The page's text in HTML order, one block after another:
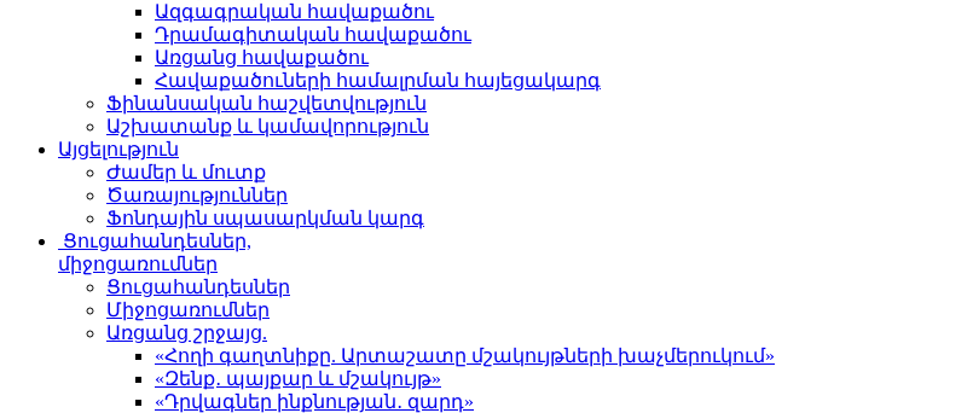
Ազգագրական հավաքածու
Դրամագիտական հավաքածու
Առցանց հավաքածու
Հավաքածուների համալրման հայեցակարգ
Ֆինանսական հաշվետվություն
Աշխատանք և կամավորություն
Այցելություն
Ժամեր և մուտք
Ծառայություններ
Ֆոնդային սպասարկման կարգ
Ցուցահանդեսներ,
միջոցառումներ
Ցուցահանդեսներ
Միջոցառումներ
Առցանց շրջայց.
«Հողի գաղտնիքը. Արտաշատը մշակույթների խաչմերուկում»
«Զենք․ պայքար և մշակույթ»
«Դրվագներ ինքնության․ զարդ»